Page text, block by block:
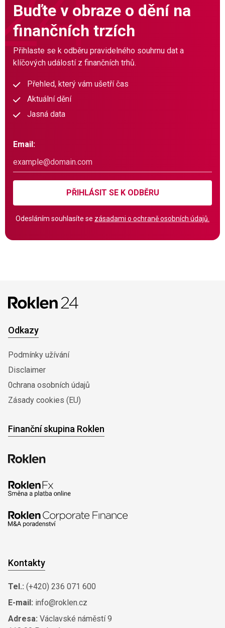
Buďte v obraze o dění na
finančních trzích
Přihlaste se k odběru pravidelného souhrnu dat a
klíčových událostí z finančních trhů.
Přehled, který vám ušetří čas
Aktuální dění
Jasná data
Email:
PŘIHLÁSIT SE K ODBĚRU
Odesláním souhlasíte se zásadami o ochraně osobních údajů.
Odkazy
Podmínky užívání
Disclaimer
0chrana osobních údajů
Zásady cookies (EU)
Finanční skupina Roklen
Kontakty
Tel.: (+420) 236 071 600
E-mail: info@roklen.cz
Adresa: Václavské náměstí 9